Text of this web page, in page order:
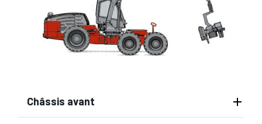
Châssis avant